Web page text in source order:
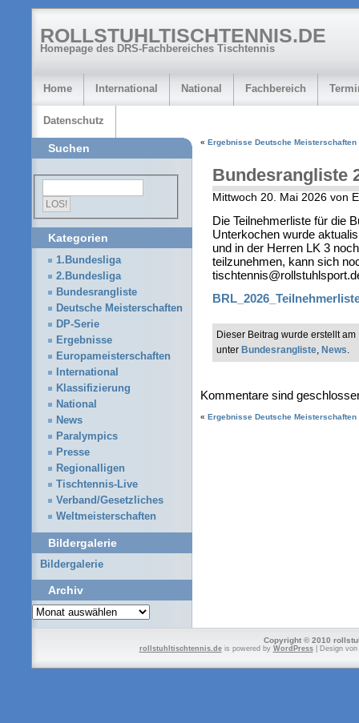
ROLLSTUHLTISCHTENNIS.DE
Homepage des DRS-Fachbereiches Tischtennis
Home International National Fachbereich
Datenschutz
« Ergebnisse Deutsche Meisterschaften
Bundesrangliste
Mittwoch 20. Mai 2026 von
Die Teilnehmerliste für die
Unterkochen wurde
und in der Herren LK 3
teilzunehmen, kann sich
Dieser Beitrag wurde erstellt
unter Bundesrangliste, News.
Kommentare sind
« Ergebnisse Deutsche Meisterschaften
Suchen
Kategorien
1.Bundesliga
2.Bundesliga
Bundesrangliste
Deutsche Meisterschaften
DP-Serie
Ergebnisse
Europameisterschaften
International
Klassifizierung
National
News
Paralympics
Presse
Regionalligen
Tischtennis-Live
Verband/Gesetzliches
Weltmeisterschaften
Bildergalerie
Bildergalerie
Archiv
Archiv
Copyright © 2010
rollstuhltischtennis.deis powered by WordPress| Design von